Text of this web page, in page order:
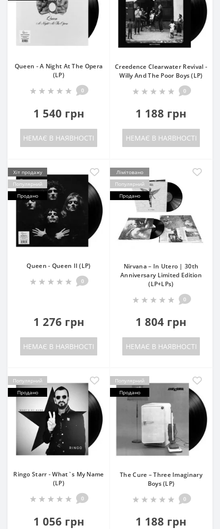
Queen - A Night At The Opera
(LP)
0
1 540 грн
НЕМАЄ В НАЯВНОСТІ
Creedence Clearwater Revival -
Willy And The Poor Boys (LP)
0
1 188 грн
НЕМАЄ В НАЯВНОСТІ
Хіт продажу
Популярний
Продано
Queen - Queen II (LP)
0
1 276 грн
НЕМАЄ В НАЯВНОСТІ
Лімітовано
Популярний
Продано
Nirvana – In Utero | 30th
Anniversary Limited Edition
(LP+LPs)
0
1 804 грн
НЕМАЄ В НАЯВНОСТІ
Популярний
Продано
Ringo Starr - What`s My Name
(LP)
0
1 056 грн
Популярний
Продано
The Cure – Three Imaginary
Boys (LP)
0
1 188 грн